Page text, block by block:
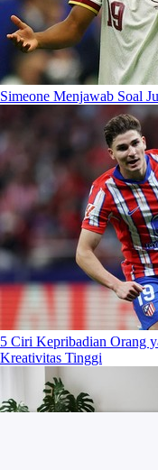
Simeone Menjawab Soal
5 Ciri Kepribadian Orang
Kreativitas Tinggi